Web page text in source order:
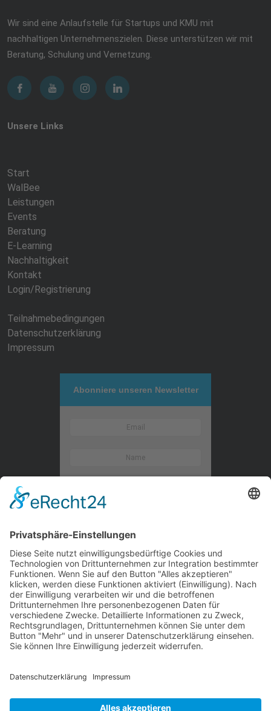
Wir sind eine Anlaufstelle für Startups und KMU mit
nachhaltigen Unternehmenszielen. Diese unterstützen wir mit
Beratung, Schulung und Vernetzung.
Unsere Links
Start
WalBee
Leistungen
Events
Beratung
E-Learning
Nachhaltigkeit
Kontakt
Login/Registrierung
Teilnahmebedingungen
Datenschutzerklärung
Impressum
Abonniere unseren Newsletter
Kontaktieren Sie uns
WalBee
Bizzmade GmbH
Gießereistraße 29
83022 Rosenheim
Tel.:+49 8031 282 09 50
Web:
www.walbee.de